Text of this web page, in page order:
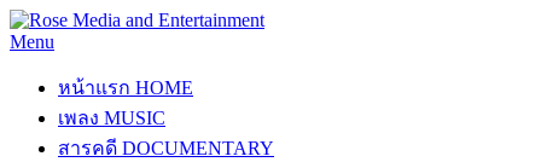
Menu
หน้าแรก HOME
เพลง MUSIC
สารคดี DOCUMENTARY